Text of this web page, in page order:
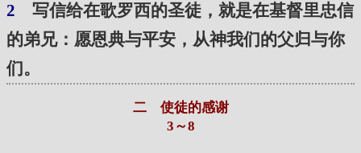
2 写信给在歌罗西的圣徒，就是在基督里忠信
的弟兄：愿恩典与平安，从神我们的父归与你
们。
二 使徒的感谢
3～8